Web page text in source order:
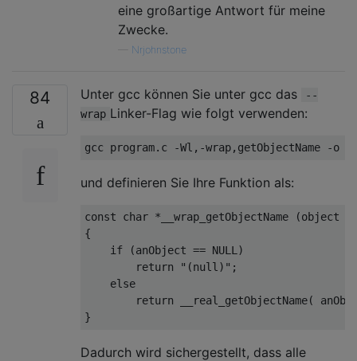
eine großartige Antwort für meine
Zwecke.
Nrjohnstone
84 Unter gcc können Sie unter gcc das
--
wrap Linker-Flag wie folgt verwenden:
und definieren Sie Ihre Funktion als:
const char *__wrap_getObjectName (object
{
if (anObject == NULL )
return
"(null)" ;
else
return __real_getObjectName(
Dadurch wird sichergestellt, dass alle